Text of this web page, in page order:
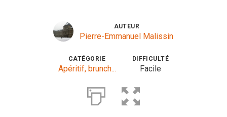
Légumes
Pains
Poissons, coquillages, crustacés
AUTEUR
Pierre-Emmanuel Malissin
CATÉGORIE
Apéritif, brunch...
DIFFICULTÉ
Facile